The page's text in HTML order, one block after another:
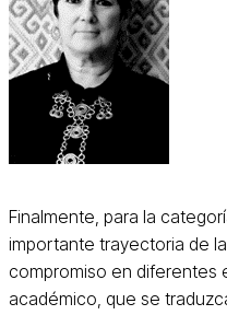
Finalmente, para la
importante trayectoria de
compromiso en diferentes
académico, que se